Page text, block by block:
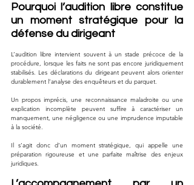
Pourquoi l’audition libre constitue
un moment stratégique pour la
défense du dirigeant
L’audition libre intervient souvent à un stade précoce de la
procédure, lorsque les faits ne sont pas encore juridiquement
stabilisés. Les déclarations du dirigeant peuvent alors orienter
durablement l’analyse des enquêteurs et du parquet.
Un propos imprécis, une reconnaissance maladroite ou une
explication incomplète peuvent suffire à caractériser un
manquement, une négligence ou une imprudence imputable
à la société.
Il s’agit donc d’un moment stratégique, qui appelle une
préparation rigoureuse et une parfaite maîtrise des enjeux
juridiques.